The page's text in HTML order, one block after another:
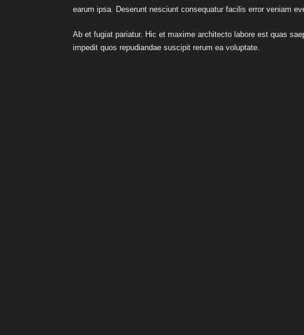
earum ipsa. Deserunt nesciunt consequatur facilis error veniam
Ab et fugiat pariatur. Hic et maxime architecto labore est quas
impedit quos repudiandae suscipit rerum ea voluptate.